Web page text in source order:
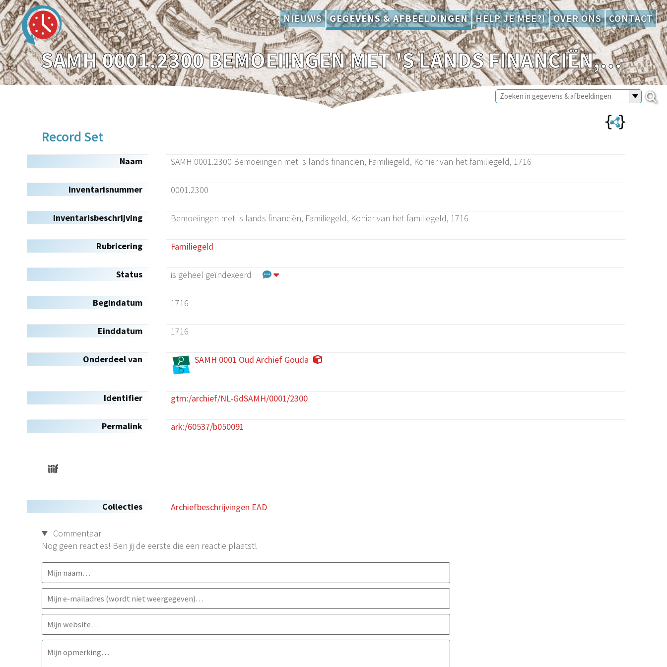
NIEUWS GEGEVENS & AFBEELDINGEN HELP JE MEE?! OVER ONS CONTACT
SAMH 0001.2300 BEMOEIINGEN MET 'S LANDS FINANCIËN, FAMILIEGELD, KOHIER VAN HET FAMILIEGELD, 1716
Record Set
Naam SAMH 0001.2300 Bemoeiingen met 's lands financiën, Familiegeld, Kohier van het familiegeld, 1716
Inventarisnummer 0001.2300
Inventarisbeschrijving Bemoeiingen met 's lands financiën, Familiegeld, Kohier van het familiegeld, 1716
Rubricering Familiegeld
Status is geheel geïndexeerd
Begindatum 1716
Einddatum 1716
Onderdeel van SAMH 0001 Oud Archief Gouda
Identifier gtm:/archief/NL-GdSAMH/0001/2300
Permalink ark:/60537/b050091
Collecties Archiefbeschrijvingen EAD
Commentaar
Nog geen reacties! Ben jij de eerste die een reactie plaatst!